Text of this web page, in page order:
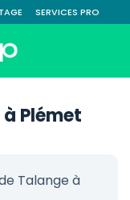
SERVICES PRO
Plémet
Talange à